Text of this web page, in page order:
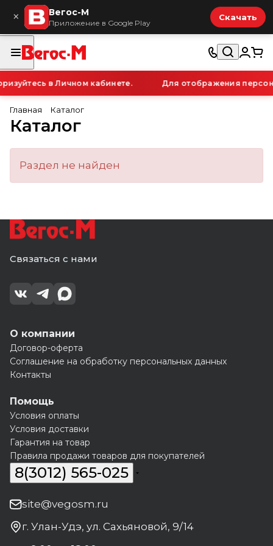
× Вегос-М
Приложение в Google Play
Скачать
в Личном кабинете. Для отображения
Главная Каталог
Каталог
Раздел не найден
Связаться с нами
О компании
Договор-оферта
Соглашение на обработку персональных данных
Контакты
Помощь
Условия оплаты
Условия доставки
Гарантия на товар
Правила продажи товаров для покупателей
8(3012) 565-025
site@vegosm.ru
г. Улан-Удэ, ул. Сахьяновой, 9/14